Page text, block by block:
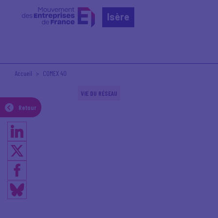
Isère
Retour
Accueil COMEX 40
VIE DU RÉSEAU